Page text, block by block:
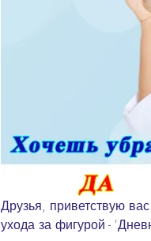
Друзья, приветствую
ухода за фигурой -